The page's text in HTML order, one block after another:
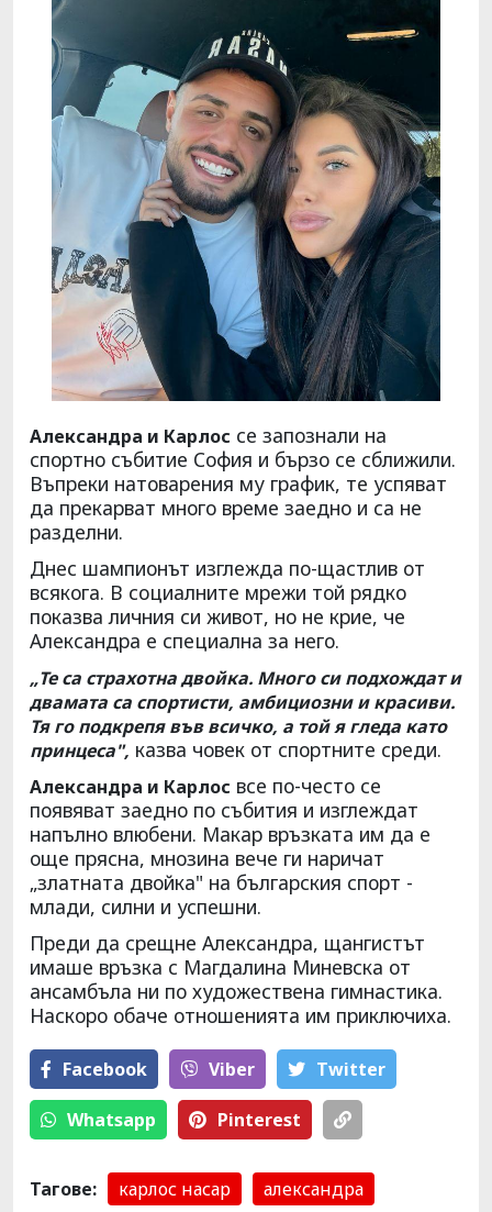
Александра и Карлос се запознали на
спортно събитие София и бързо се сближили.
Въпреки натоварения му график, те успяват
да прекарват много време заедно и са не
разделни.
Днес шампионът изглежда по-щастлив от
всякога. В социалните мрежи той рядко
показва личния си живот, но не крие, че
Александра е специална за него.
„Те са страхотна двойка. Много си подхождат и
двамата са спортисти, амбициозни и красиви.
Тя го подкрепя във всичко, а той я гледа като
принцеса", казва човек от спортните среди.
Александра и Карлос все по-често се
появяват заедно по събития и изглеждат
напълно влюбени. Макар връзката им да е
още прясна, мнозина вече ги наричат
„златната двойка" на българския спорт -
млади, силни и успешни.
Преди да срещне Александра, щангистът
имаше връзка с Магдалина Миневска от
ансамбъла ни по художествена гимнастика.
Наскоро обаче отношенията им приключиха.
Facebook Viber Тwitter
Whatsapp Pinterest
Тагове: карлос насар
александра